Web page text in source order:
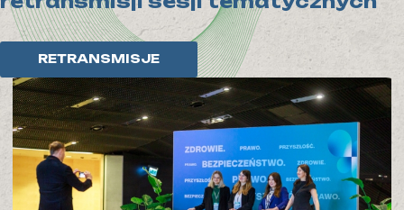
RETRANSMISJE